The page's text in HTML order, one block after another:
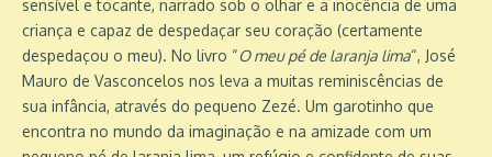
sensível e tocante, narrado sob o olhar e a inocência de uma
criança e capaz de despedaçar seu coração (certamente
despedaçou o meu). No livro “O meu pé de laranja lima“, José
Mauro de Vasconcelos nos leva a muitas reminiscências de
sua infância, através do pequeno Zezé. Um garotinho que
encontra no mundo da imaginação e na amizade com um